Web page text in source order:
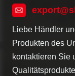
Liebe Händler
Produkten des
kontaktieren Sie